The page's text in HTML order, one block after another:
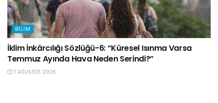
BILIM
İklim İnkârcılığı Sözlüğü-6: “Küresel Isınma Varsa
Temmuz Ayında Hava Neden Serindi?”
7 AĞUSTOS 2026